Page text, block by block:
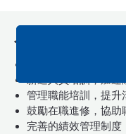
人才吸引與發展
新進人員培訓，加速
管理職能培訓，提升
鼓勵在職進修，協助
完善的績效管理制度